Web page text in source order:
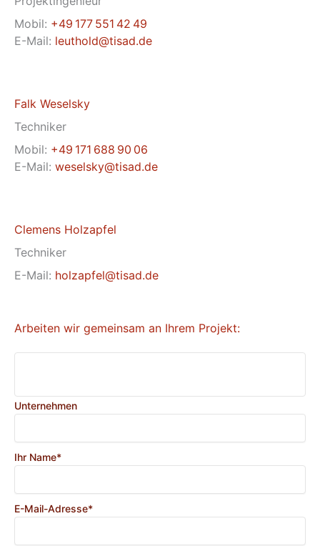
Mobil: +49 177 551 42 49
E-Mail: leuthold@tisad.de
Falk Weselsky
Techniker
Mobil: +49 171 688 90 06
E-Mail: weselsky@tisad.de
Clemens Holzapfel
Techniker
E-Mail: holzapfel@tisad.de
Arbeiten wir gemeinsam an Ihrem Projekt:
Unternehmen
Ihr Name*
E-Mail-Adresse*